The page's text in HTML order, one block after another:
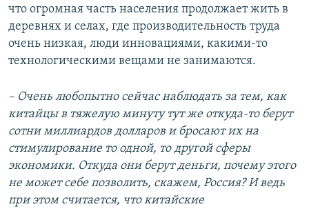
что огромная часть населения продолжает жить в
деревнях и селах, где производительность труда
очень низкая, люди инновациями, какими-то
технологическими вещами не занимаются.
– Очень любопытно сейчас наблюдать за тем, как
китайцы в тяжелую минуту тут же откуда-то берут
сотни миллиардов долларов и бросают их на
стимулирование то одной, то другой сферы
экономики. Откуда они берут деньги, почему этого
не может себе позволить, скажем, Россия? И ведь
при этом считается, что китайские